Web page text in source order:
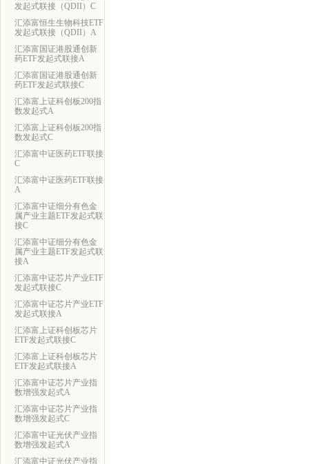
发起式联接（QDII）C
汇添富恒生生物科技ETF
发起式联接（QDII）A
汇添富国证港股通创新
药ETF发起式联接A
汇添富国证港股通创新
药ETF发起式联接C
汇添富上证科创板200指
数发起式A
汇添富上证科创板200指
数发起式C
汇添富中证医药ETF联接
C
汇添富中证医药ETF联接
A
汇添富中证细分有色金
属产业主题ETF发起式联
接C
汇添富中证细分有色金
属产业主题ETF发起式联
接A
汇添富中证芯片产业ETF
发起式联接C
汇添富中证芯片产业ETF
发起式联接A
汇添富上证科创板芯片
ETF发起式联接C
汇添富上证科创板芯片
ETF发起式联接A
汇添富中证芯片产业指
数增强发起式A
汇添富中证芯片产业指
数增强发起式C
汇添富中证光伏产业指
数增强发起式A
汇添富中证光伏产业指